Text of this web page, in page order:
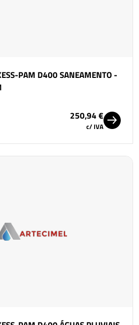
PAM D400 SANEAMENTO -
250,94 €
c/ IVA